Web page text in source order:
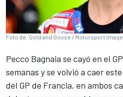
Foto de: Gold and Goose / Motorsport
Pecco Bagnaia se cayó en el
semanas y se volvió a caer
del GP de Francia, en ambos